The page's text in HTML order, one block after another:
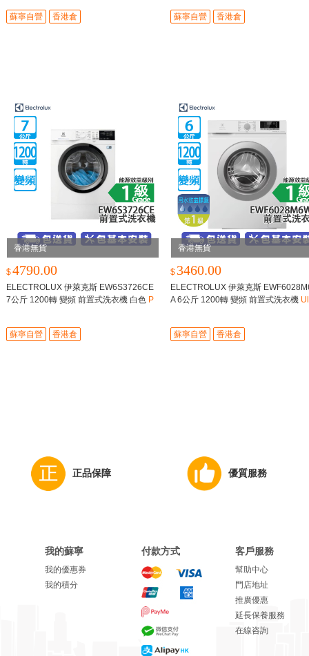
蘇寧自營 香港倉 蘇寧自營 香港倉
香港無貨
$4790.00
ELECTROLUX 伊萊克斯 EW6S3726CE
7公斤 1200轉 變頻 前置式洗衣機 白色 P
蘇寧自營 香港倉
香港無貨
$ 3460.00
ELECTROLUX 伊萊克斯
A 6公斤 1200轉 變頻 前置式洗衣機
蘇寧自營 香港倉
正品保障 優質服務
我的蘇寧
我的優惠券
我的積分
付款方式 客戶服務
幫助中心
門店地址
推廣優惠
延長保養服務
在線咨詢